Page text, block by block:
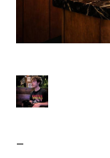
–